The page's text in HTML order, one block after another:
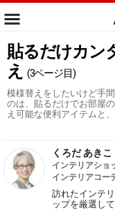
貼るだけカン
え
(3ページ目)
模様替えをしたいけど手
のは、貼るだけでお部屋
え可能な便利アイテムと
くろだ あきこ
インテリアショ
インテリアコー
訪れたインテ
ップを厳選して